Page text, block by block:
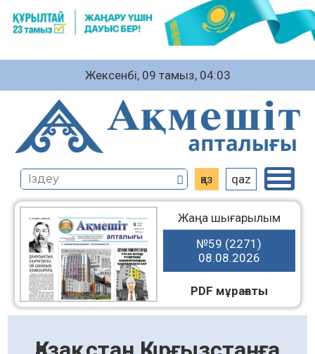
Жексенбі, 09 тамыз, 04:03
қаз qaz
Жаңа шығарылым
№59 (2271)
08.08.2026
PDF мұрағаты